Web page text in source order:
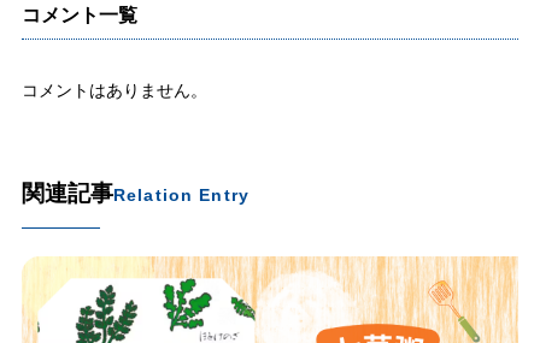
コメント一覧
コメントはありません。
関連記事Relation Entry